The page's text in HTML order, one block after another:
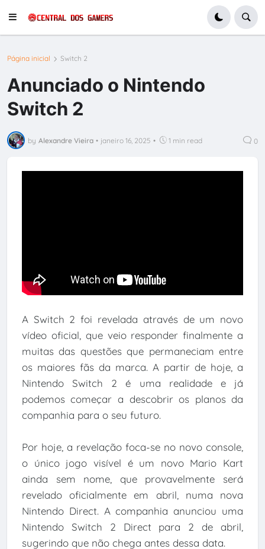
Página inicial Switch 2
Anunciado o Nintendo
Switch 2
by Alexandre Vieira • janeiro 16, 2025 • 1 min read 0
A Switch 2 foi revelada através de um novo
vídeo oficial, que veio responder finalmente a
muitas das questões que permaneciam entre
os maiores fãs da marca. A partir de hoje, a
Nintendo Switch 2 é uma realidade e já
podemos começar a descobrir os planos da
companhia para o seu futuro.
Por hoje, a revelação foca-se no novo console,
o único jogo visível é um novo Mario Kart
ainda sem nome, que provavelmente será
revelado oficialmente em abril, numa nova
Nintendo Direct. A companhia anunciou uma
Nintendo Switch 2 Direct para 2 de abril,
sugerindo que não chega antes dessa data.